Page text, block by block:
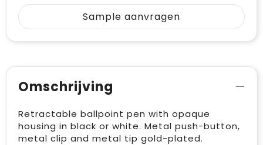
Sample aanvragen
Omschrijving
Retractable ballpoint pen with opaque
housing in black or white. Metal push-button,
metal clip and metal tip gold-plated.